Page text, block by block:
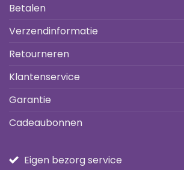
Betalen
Verzendinformatie
Retourneren
Klantenservice
Garantie
Cadeaubonnen
Eigen bezorg service